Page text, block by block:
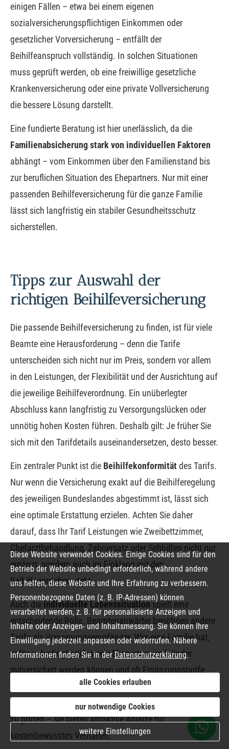
einigen Fällen – etwa bei einem eigenen
sozialversicherungspflichtigen Einkommen oder
gesetzlicher Vorversicherung – entfällt der
Beihilfeanspruch vollständig. In solchen Situationen
muss geprüft werden, ob eine freiwillige gesetzliche
Kranken­ver­si­che­rung oder eine private Vollversicherung
die bessere Lösung darstellt.
Eine fundierte Beratung ist hier unerlässlich, da die
Familienabsicherung stark von individuellen Faktoren
abhängt – vom Einkommen über den Familienstand bis
zur beruflichen Situation des Ehepartners. Nur mit einer
passenden Beihilfeversicherung für die ganze Familie
lässt sich langfristig ein stabiler Gesundheitsschutz
sicherstellen.
Tipps zur Auswahl der
richtigen Beihilfeversicherung
Die passende Beihilfeversicherung zu finden, ist für viele
Beamte eine Herausforderung – denn die Tarife
unterscheiden sich nicht nur im Preis, sondern vor allem
in den Leistungen, der Flexibilität und der Ausrichtung auf
die jeweilige Beihilfeverordnung. Ein unüberlegter
Abschluss kann langfristig zu Versorgungslücken oder
unnötig hohen Kosten führen. Deshalb gilt: Je früher Sie
sich mit den Tarifdetails auseinandersetzen, desto besser.
Ein zentraler Punkt ist die Beihilfekonformitätdes Tarifs.
Nur wenn die Versicherung exakt auf die Beihilferegelung
des jeweiligen Bundeslandes abgestimmt ist, lässt sich
eine optimale Erstattung erzielen. Achten Sie daher
darauf, dass Ihr Tarif Leistungen wie Zweibettzimmer,
Chefarztbehandlung, Zahnersatz oder Sehhilfen nicht nur
ergänzt, sondern auch im Einklang mit den
Beihilfevorgaben steht.
Auch die individuelle Lebenssituation spielt eine
entscheidende Rolle. Beamtenanwärter benötigen andere
Tarife als Versorgungsempfänger. Wer eine Familie hat,
sollte unbedingt prüfen, wie Ehepartner und Kinder
mitversichert werden können und ob Ergänzungstarife
sinnvoll sind. Zudem ist es ratsam, Tarife mit
Beitragsrückerstattungoderfreiwilligen Selbst­behalten
zu prüfen – sie bieten attraktive Anreize für
kostenbewusstes Verhalten.
Diese Website verwendet Cookies. Einige Cookies sind für den
Betrieb der Website unbedingt erforderlich, während andere
uns helfen, diese Website und Ihre Erfahrung zu verbessern.
Personenbezogene Daten (z. B. IP-Adressen) können
verarbeitet werden, z. B. für personalisierte Anzeigen und
Inhalte oder Anzeigen- und Inhaltsmessung. Sie können Ihre
Einwilligung jederzeit anpassen oder widerrufen. Nähere
Informationen finden Sie in derDatenschutzerklärung.
alle Cookies erlauben
nur notwendige Cookies
weitere Einstellungen